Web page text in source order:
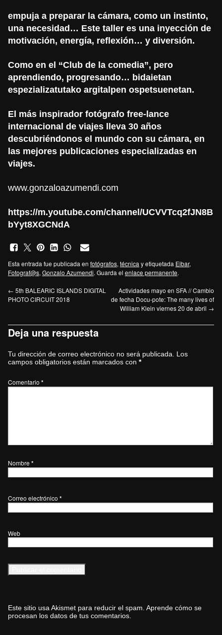
empuja a preparar la cámara, como un instinto,
una necesidad… Este taller es una inyección de
motivación, energía, reflexión… y diversión.
Como en el “Club de la comedia”, pero
aprendiendo, progresando… bidaietan
espezializatutako argitalpen ospetsuenetan.
El más inspirador fotógrafo free-lance
internacional de viajes lleva 30 años
descubriéndonos el mundo con su cámara, en
las mejores publicaciones especializadas en
viajes.
www.gonzaloazumendi.com
https://m.youtube.com/channel/UCVVTcq2fJN8B
bYyt8XGCNdA
Esta entrada fue publicada en fotógrafos, técnica y etiquetada Eibar,
Fotograf@s, Gonzalo Azumendi. Guarda el enlace permanente.
← 5th BALEARIC ISLANDS DIGITAL
PHOTO CIRCUIT 2018
Actividades mayo en SFA // Cambio
de fecha Docu-pote: The many lives of
William Klein viernes 20 de abril →
Deja una respuesta
Tu dirección de correo electrónico no será publicada.
Los
campos obligatorios están marcados con *
Comentario *
Nombre *
Correo electrónico *
Web
Este sitio usa Akismet para reducir el spam. Aprende cómo se
procesan los datos de tus comentarios.